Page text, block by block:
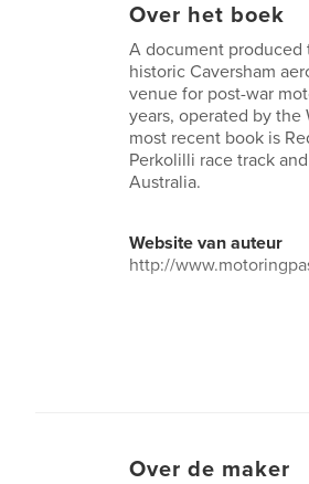
Over het boek
A document produced
historic Caversham
venue for post-war
years, operated by the
most recent book is
Perkolilli race track
Australia.
Website van auteur
http://
Over de maker